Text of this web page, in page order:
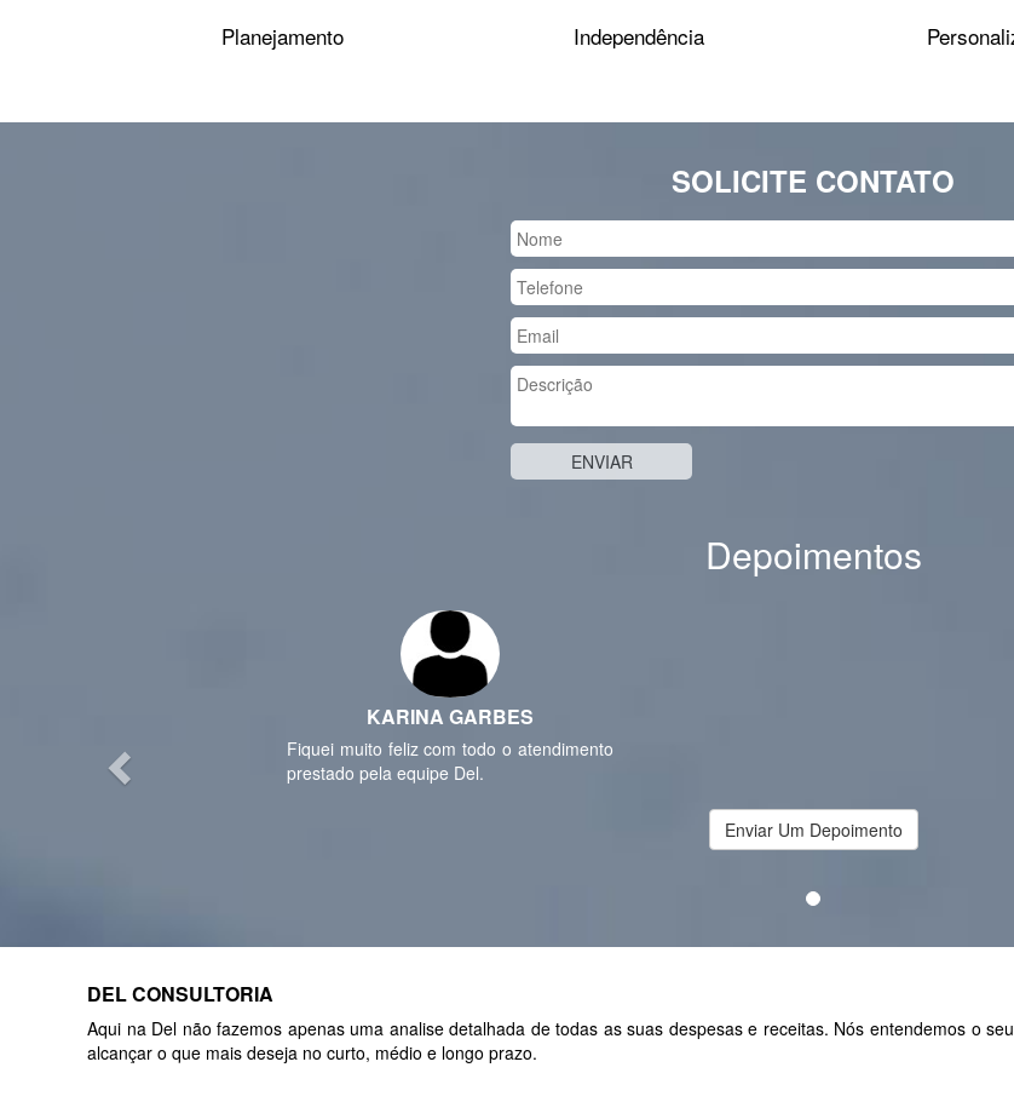
Planejamento Independência
SOLICITE CONTATO
Depoimentos
KARINA GARBES
Fiquei muito feliz com todo o atendimento
prestado pela equipe Del.
Enviar Um Depoimento
DEL CONSULTORIA
Aqui na Del não fazemos apenas uma analise detalhada de todas as suas despesas e receitas. Nós entendemos o
alcançar o que mais deseja no curto, médio e longo prazo.